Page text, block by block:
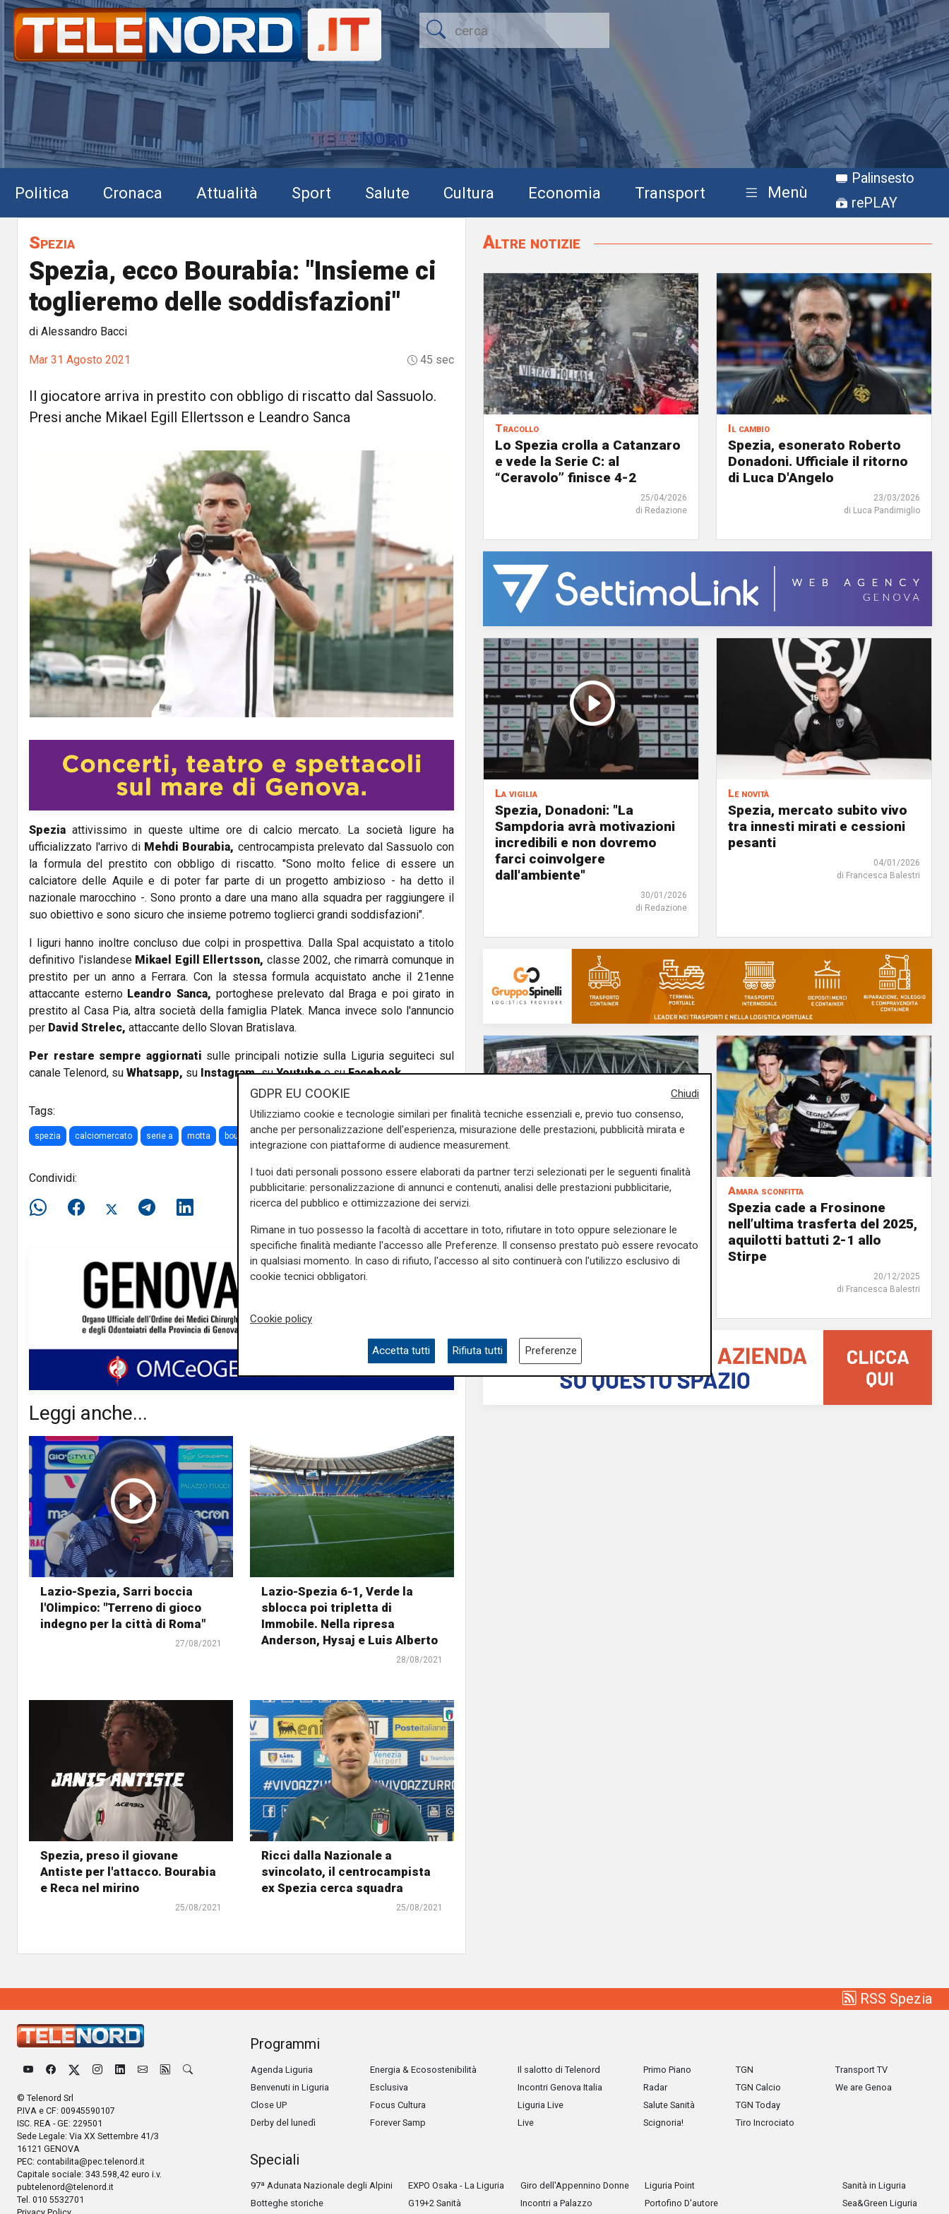
Politica Cronaca Attualità Sport Salute Cultura Economia Transport Menù
Palinsesto
rePLAY
Spezia
Spezia, ecco Bourabia: "Insieme ci
toglieremo delle soddisfazioni"
di Alessandro Bacci
Mar 31 Agosto 2021 45 sec
Il giocatore arriva in prestito con obbligo di riscatto dal Sassuolo.
Presi anche Mikael Egill Ellertsson e Leandro Sanca
Spezia attivissimo in queste ultime ore di calcio mercato. La società ligure ha
ufficializzato l'arrivo di Mehdi Bourabia, centrocampista prelevato dal Sassuolo con
la formula del prestito con obbligo di riscatto. "Sono molto felice di essere un
calciatore delle Aquile e di poter far parte di un progetto ambizioso - ha detto il
nazionale marocchino -. Sono pronto a dare una mano alla squadra per raggiungere il
suo obiettivo e sono sicuro che insieme potremo toglierci grandi soddisfazioni".
I liguri hanno inoltre concluso due colpi in prospettiva. Dalla Spal acquistato a titolo
definitivo l'islandese Mikael Egill Ellertsson, classe 2002, che rimarrà comunque in
prestito per un anno a Ferrara. Con la stessa formula acquistato anche il 21enne
attaccante esterno Leandro Sanca, portoghese prelevato dal Braga e poi girato in
prestito al Casa Pia, altra società della famiglia Platek. Manca invece solo l'annuncio
per David Strelec, attaccante dello Slovan Bratislava.
Per restare sempre aggiornati sulle principali notizie sulla Liguria seguiteci sul
canale Telenord, su Whatsapp, su Instagram,suYoutubee suFacebook.
Tags:
spezia calciomercato serie a motta bourabia sassuolo
Condividi:
Leggi anche...
Lazio-Spezia, Sarri boccia
l'Olimpico: "Terreno di gioco
indegno per la città di Roma"
27/08/2021
Lazio-Spezia 6-1, Verde la
sblocca poi tripletta di
Immobile. Nella ripresa
Anderson, Hysaj e Luis Alberto
28/08/2021
Spezia, preso il giovane
Antiste per l'attacco. Bourabia
e Reca nel mirino
25/08/2021
Ricci dalla Nazionale a
svincolato, il centrocampista
ex Spezia cerca squadra
25/08/2021
Altre notizie
Tracollo
Lo Spezia crolla a Catanzaro
e vede la Serie C: al
“Ceravolo” finisce 4-2
25/04/2026
di Redazione
Il cambio
Spezia, esonerato Roberto
Donadoni. Ufficiale il ritorno
di Luca D'Angelo
23/03/2026
di Luca Pandimiglio
La vigilia
Spezia, Donadoni: "La
Sampdoria avrà motivazioni
incredibili e non dovremo
farci coinvolgere
dall'ambiente"
30/01/2026
di Redazione
Le novità
Spezia, mercato subito vivo
tra innesti mirati e cessioni
pesanti
04/01/2026
di Francesca Balestri
Tre punti
Spezia batte il Pescara 2-1
27/12/2025
di Francesca Balestri
Amara sconfitta
Spezia cade a Frosinone
nell’ultima trasferta del 2025,
aquilotti battuti 2-1 allo
Stirpe
20/12/2025
di Francesca Balestri
RSS Spezia
© Telenord Srl
P.IVA e CF: 00945590107
ISC. REA - GE: 229501
Sede Legale: Via XX Settembre 41/3
16121 GENOVA
PEC: contabilita@pec.telenord.it
Capitale sociale: 343.598,42 euro i.v.
pubtelenord@telenord.it
Tel. 010 5532701
Programmi
Agenda Liguria
Benvenuti in Liguria
Close UP
Derby del lunedì
Energia & Ecosostenibilità
Esclusiva
Focus Cultura
Forever Samp
Il salotto di Telenord
Incontri Genova Italia
Liguria Live
Live
Primo Piano
Radar
Salute Sanità
Scignoria!
TGN
TGN Calcio
TGN Today
Tiro Incrociato
Transport TV
We are Genoa
Speciali
97ª Adunata Nazionale degli Alpini
Botteghe storiche
EXPO Osaka - La Liguria
G19+2 Sanità
Giro dell'Appennino Donne
Incontri a Palazzo
Liguria Point
Portofino D'autore
Sanità in Liguria
Sea&Green Liguria
Chiudi
GDPR EU COOKIE
Utilizziamo cookie e tecnologie similari per finalità tecniche essenziali e, previo tuo consenso,
anche per personalizzazione dell'esperienza, misurazione delle prestazioni, pubblicità mirata e
integrazione con piattaforme di audience measurement.
I tuoi dati personali possono essere elaborati da partner terzi selezionati per le seguenti finalità
pubblicitarie: personalizzazione di annunci e contenuti, analisi delle prestazioni pubblicitarie,
ricerca del pubblico e ottimizzazione dei servizi.
Rimane in tuo possesso la facoltà di accettare in toto, rifiutare in toto oppure selezionare le
specifiche finalità mediante l'accesso alle Preferenze. Il consenso prestato può essere revocato
in qualsiasi momento. In caso di rifiuto, l'accesso al sito continuerà con l'utilizzo esclusivo di
cookie tecnici obbligatori.
Cookie policy
Accetta tutti Rifiuta tutti Preferenze